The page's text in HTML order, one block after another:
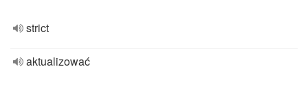
strict
aktualizować